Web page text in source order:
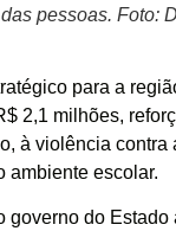
pessoas. Foto:
para a
2,1 milhões,
à violência contra
ambiente escolar.
governo do Estado